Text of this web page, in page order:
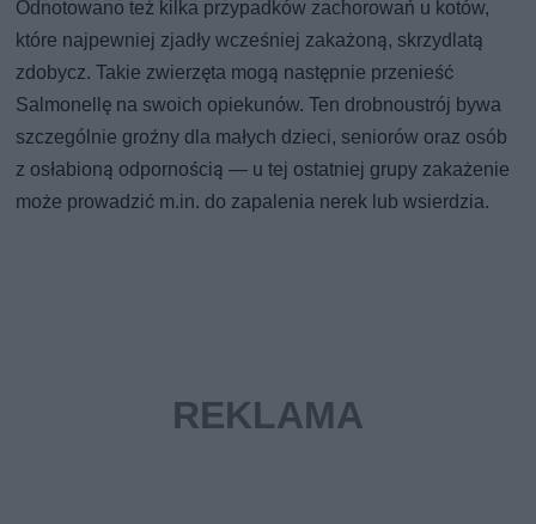
Odnotowano też kilka przypadków zachorowań u kotów,
które najpewniej zjadły wcześniej zakażoną, skrzydlatą
zdobycz. Takie zwierzęta mogą następnie przenieść
Salmonellę na swoich opiekunów. Ten drobnoustrój bywa
szczególnie groźny dla małych dzieci, seniorów oraz osób
z osłabioną odpornością — u tej ostatniej grupy zakażenie
może prowadzić m.in. do zapalenia nerek lub wsierdzia.